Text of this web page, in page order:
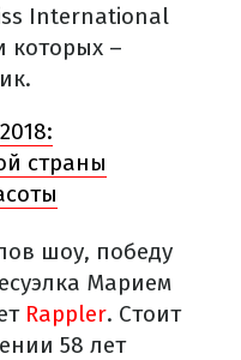
International
которых –
страны
шоу, победу
Марием
Rappler. Стоит
58 лет